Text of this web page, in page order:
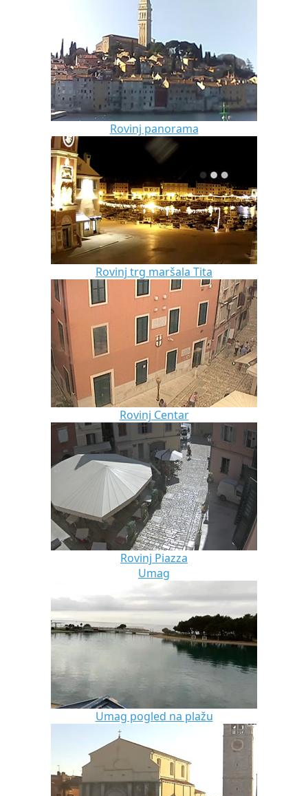
Rovinj panorama
Rovinj trg maršala Tita
Rovinj Centar
Rovinj Piazza
Umag
Umag pogled na plažu